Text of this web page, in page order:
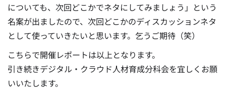
についても、次回どこかでネタにしてみましょう」という
名案が出ましたので、次回どこかのディスカッションネタ
として使っていきたいと思います。乞うご期待（笑）
こちらで開催レポートは以上となります。
引き続きデジタル・クラウド人材育成分科会を宜しくお願
いいたします。